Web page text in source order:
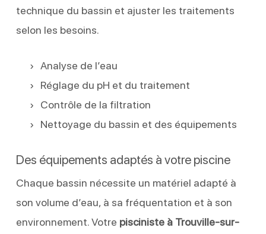
technique du bassin et ajuster les traitements
selon les besoins.
Analyse de l’eau
Réglage du pH et du traitement
Contrôle de la filtration
Nettoyage du bassin et des équipements
Des équipements adaptés à votre piscine
Chaque bassin nécessite un matériel adapté à
son volume d’eau, à sa fréquentation et à son
environnement. Votre pisciniste à Trouville-sur-